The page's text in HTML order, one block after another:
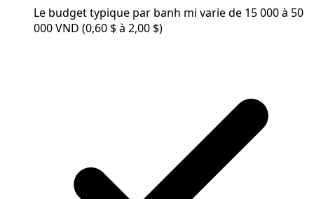
Le budget typique par banh mi varie de 15 000 à 50
000 VND (0,60 $ à 2,00 $)